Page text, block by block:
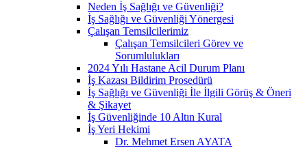
Neden İş Sağlığı ve Güvenliği?
İş Sağlığı ve Güvenliği Yönergesi
Çalışan Temsilcilerimiz
Çalışan Temsilcileri Görev ve
Sorumlulukları
2024 Yılı Hastane Acil Durum Planı
İş Kazası Bildirim Prosedürü
İş Sağlığı ve Güvenliği İle İlgili Görüş & Öneri
& Şikayet
İş Güvenliğinde 10 Altın Kural
İş Yeri Hekimi
Dr. Mehmet Ersen AYATA